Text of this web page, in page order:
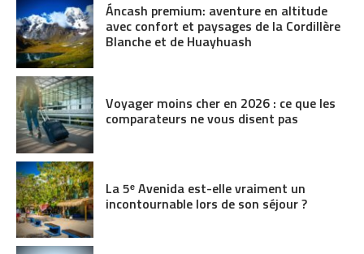
Áncash premium: aventure en altitude
avec confort et paysages de la Cordillère
Blanche et de Huayhuash
Voyager moins cher en 2026 : ce que les
comparateurs ne vous disent pas
La 5ᵉ Avenida est-elle vraiment un
incontournable lors de son séjour ?